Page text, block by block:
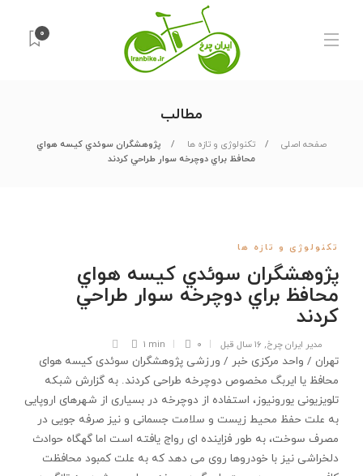
۰
مطالب
صفحه اصلی تکنولوژی و تازه ها
پژوهشگران سوئدي کيسه هواي
محافظ براي دوچرخه سوار طراحي کردند
تکنولوژی و تازه ها
پژوهشگران سوئدي کيسه هواي
محافظ براي دوچرخه سوار طراحي
کردند
مدیر ایران چرخ, ۱۶ سال قبل ۰ 1 min
تهران / واحد مرکزی خبر / ورزشی پژوهشگران سوئدی کیسه هوای
محافظ یا ایربگ مخصوص دوچرخه طراحی کردند. به گزارش شبکه
تلویزیونی یورونیوز، استفاده از دوچرخه در بسیاری از شهرهای اروپایی
به علت حفظ محیط زیست و سلامت جسمانی و نیز صرفه جویی در
مصرف سوخت، به طور فزاینده ای رواج یافته است اما گهگاه حوادث
دلخراشی نیز با خودروها روی می دهد که به علت کمبود محافظت